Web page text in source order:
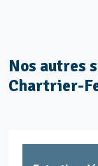
Nos autres
Chartrier-